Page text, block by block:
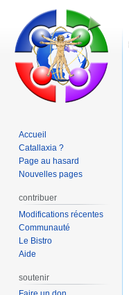
Accueil
Catallaxia ?
Page au hasard
Nouvelles pages
contribuer
Modifications récentes
Communauté
Le Bistro
Aide
soutenir